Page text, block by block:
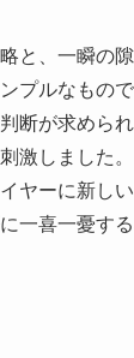
と、一瞬の
プルなもの
断が求めら
激しました
ヤーに新し
一喜一憂す